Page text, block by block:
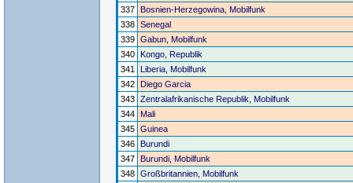
337 Bosnien-Herzegowina, Mobilfunk
338 Senegal
339 Gabun, Mobilfunk
340
Kongo, Republik
341
Liberia, Mobilfunk
342 Diego Garcia
343 Zentralafrikanische Republik, Mobilfunk
344 Mali
345 Guinea
346
Burundi
347 Burundi, Mobilfunk
348 Großbritannien, Mobilfunk